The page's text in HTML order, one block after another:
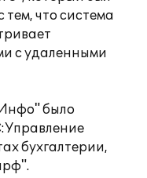
тем, что система
с удаленными
было
бухгалтерии,